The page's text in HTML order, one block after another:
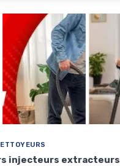
injecteurs extracteurs